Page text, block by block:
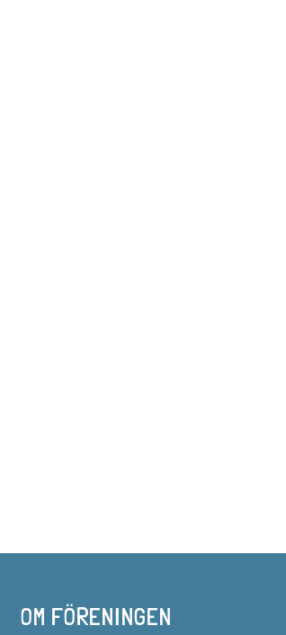
OM FÖRENINGEN